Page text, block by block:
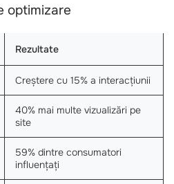
optimizare
Rezultate
Creștere cu 15% a interacțiunii
40% mai multe vizualizări pe
site
59% dintre consumatori
influențați